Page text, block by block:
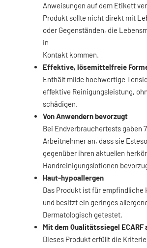
Anweisungen auf dem Etikett
Produkt sollte nicht direkt mit
oder Gegenständen, die
in
Kontakt kommen.
Effektive, lösemittelfreie
Enthält milde hochwertige
effektive Reinigungsleistung,
schädigen.
Von Anwendern bevorzugt
Bei Endverbrauchertests gaben
Arbeitnehmer an, dass sie
gegenüber ihren aktuellen
Handreinigungslotionen
Haut-hypoallergen
Das Produkt ist für empfindliche
und besitzt ein geringes
Dermatologisch getestet.
Mit dem Qualitätssiegel ECARF
Dieses Produkt erfüllt die